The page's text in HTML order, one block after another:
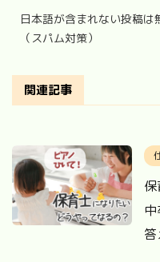
日本語が含まれない投稿は
（スパム対策）
関連記事